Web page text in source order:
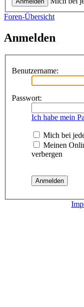
Foren-Übersicht
Anmelden
Benutzername:
Passwort:
Ich habe mein
Mich bei
Meinen
verbergen